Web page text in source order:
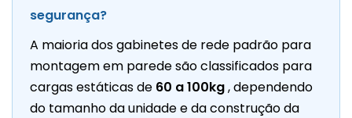
segurança?
A maioria dos gabinetes de rede padrão para
montagem em parede são classificados para
cargas estáticas de 60 a 100kg, dependendo
do tamanho da unidade e da construção da